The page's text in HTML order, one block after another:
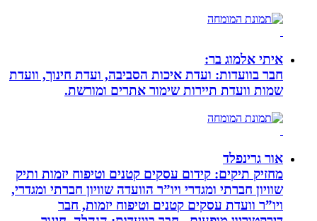
איתי אלמוג בר:
חבר בוועדות: ועדת איכות הסביבה, ועדת חינוך, וועדת
שמות וועדת תיירות שימור אתרים ומורשת.
אור גרינפלד
מחזיק תיקים: קידום עסקים קטנים וטיפוח יזמות ותיק
שוויון חברתי ומגדרי ויו”ר הוועדה שוויון חברתי ומגדרי,
ויו”ר וועדת עסקים קטנים וטיפוח יזמות, חבר